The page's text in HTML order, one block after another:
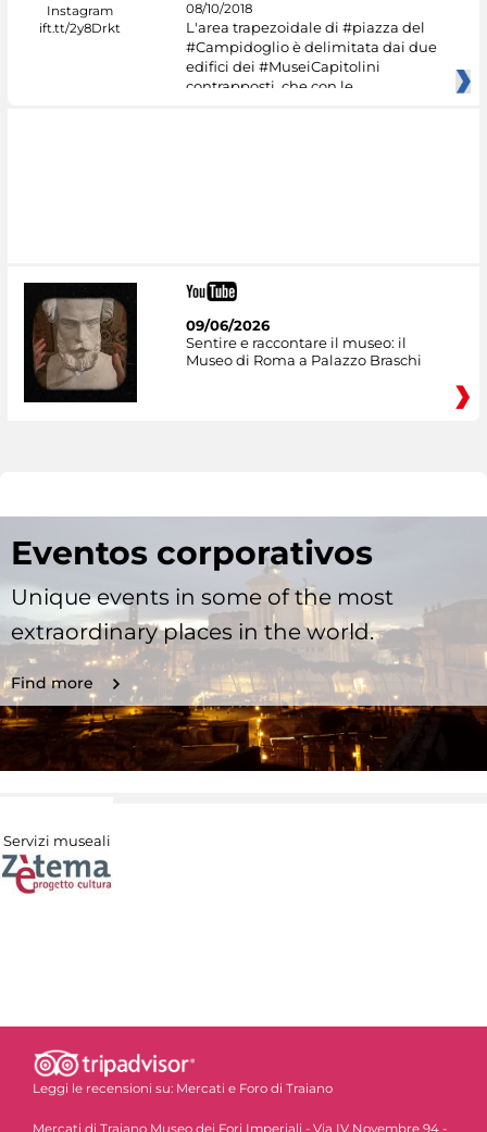
08/10/2018
L'area trapezoidale di #piazza del
#Campidoglio è delimitata dai due
edifici dei #MuseiCapitolini
contrapposti, che con le
09/06/2026
Sentire e raccontare il museo: il
Museo di Roma a Palazzo Braschi
Eventos corporativos
Unique events in some of the most
extraordinary places in the world.
Find more
Servizi museali
Leggi le recensioni su: Mercati e Foro di Traiano
Mercati di Traiano Museo dei Fori Imperiali - Via IV Novembre 94 -